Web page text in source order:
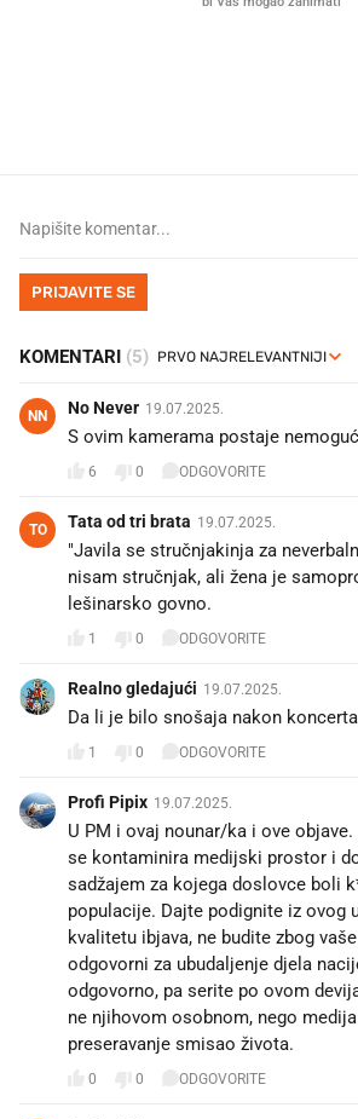
PRIJAVITE SE
KOMENTARI (5)
NN No Never 19.07.2025.
S ovim kamerama postaje
6 0 ODGOVORITE
TO Tata od tri brata 19.07.2025.
"Javila se stručnjakinja za
nisam stručnjak, ali žena je
lešinarsko govno.
1 0 ODGOVORITE
Realno gledajući 19.07.2025.
Da li je bilo snošaja nakon
1 0 ODGOVORITE
Profi Pipix 19.07.2025.
U PM i ovaj nounar/ka i ove
se kontaminira medijski prostor i
sadžajem za kojega doslovce boli
populacije. Dajte podignite iz ovog
kvalitetu ibjava, ne budite zbog
odgovorni za ubudaljenje djela
odgovorno, pa serite po ovom
ne njihovom osobnom, nego
preseravanje smisao života.
0 0 ODGOVORITE